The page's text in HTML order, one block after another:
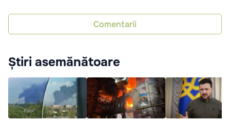
Comentarii
Știri asemănătoare